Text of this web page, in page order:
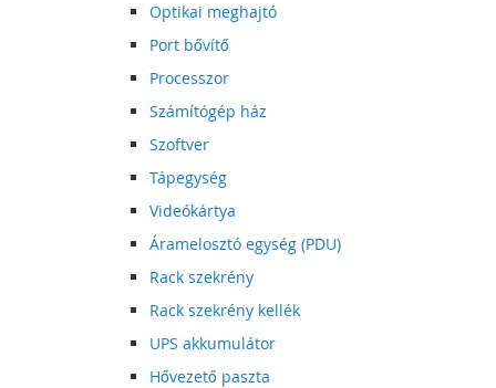
Optikai meghajtó
Port bővítő
Processzor
Számítógép ház
Szoftver
Tápegység
Videókártya
Áramelosztó egység (PDU)
Rack szekrény
Rack szekrény kellék
UPS akkumulátor
Hővezető paszta